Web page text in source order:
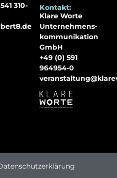
310-
Kontakt:
Klare Worte
Unternehmens-
kommunikation
GmbH
+49 (0) 591
964954-0